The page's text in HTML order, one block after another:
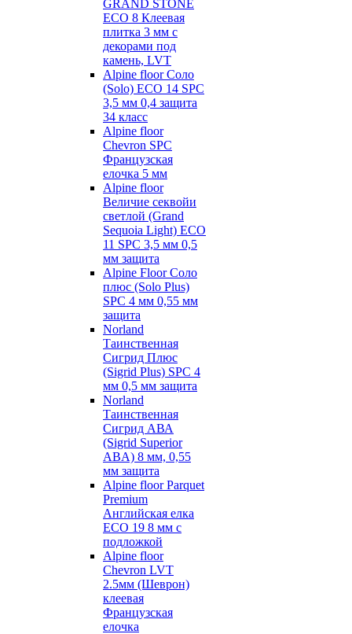
GRAND STONE
ECO 8 Клеевая
плитка 3 мм с
декорами под
камень, LVT
Alpine floor Соло
(Solo) ECO 14 SPC
3,5 мм 0,4 защита
34 класс
Alpine floor
Chevron SPC
Французская
елочка 5 мм
Alpine floor
Величие секвойи
светлой (Grand
Sequoia Light) ECO
11 SPC 3,5 мм 0,5
мм защита
Alpine Floor Соло
плюс (Solo Plus)
SPC 4 мм 0,55 мм
защита
Norland
Таинственная
Сигрид Плюс
(Sigrid Plus) SPC 4
мм 0,5 мм защита
Norland
Таинственная
Сигрид АВА
(Sigrid Superior
ABA) 8 мм, 0,55
мм защита
Alpine floor Parquet
Premium
Английская елка
ECO 19 8 мм с
подложкой
Alpine floor
Chevron LVT
2.5мм (Шеврон)
клеевая
Французская
елочка